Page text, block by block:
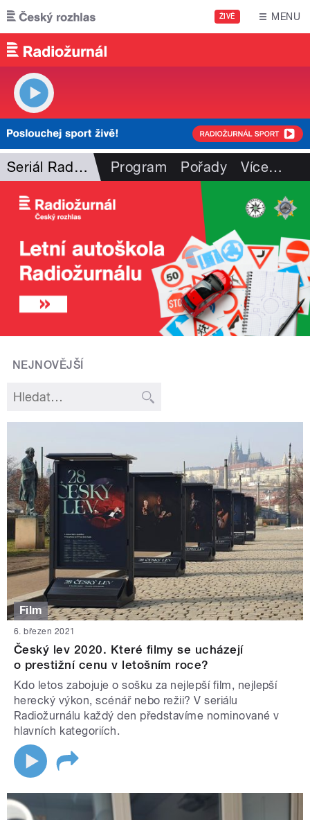
Přejít k hlavnímu obsahu
ŽIVĚ MENU
Seriál Radiožurnálu Program Pořady Více…
NEJNOVĚJŠÍ
Film
6. březen 2021
Český lev 2020. Které filmy se ucházejí
o prestižní cenu v letošním roce?
Kdo letos zabojuje o sošku za nejlepší film, nejlepší
herecký výkon, scénář nebo režii? V seriálu
Radiožurnálu každý den představíme nominované v
hlavních kategoriích.